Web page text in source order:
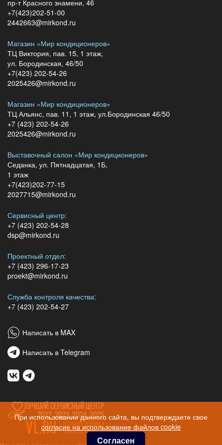
пр-т Красного знамени, 46
+7(423)202-51-00
2442663@mirkond.ru
Магазин «Мир кондиционеров»
ТЦ Виктория, пав. 15, 1 этаж,
ул. Бородинская, 46/50
+7(423) 202-54-26
2025426@mirkond.ru
Магазин «Мир кондиционеров»
ТЦ Альянс, пав. 11, 1 этаж, ул.Бородинская 46/50
+7 (423) 202-54-26
2025426@mirkond.ru
Выставочный салон «Мир кондиционеров»
Седанка, ул. Пятнадцатая, 1Б,
1 этаж
+7(423)202-77-15
2027715@mirkond.ru
Сервисный центр:
+7 (423) 202-54-28
dsp@mirkond.ru
Проектный отдел:
+7 (423) 296-17-23
proekt@mirkond.ru
Служба контроля качества:
+7 (423) 202-54-27
Написать в MAX
Написать в Telegram
При использовании данного сайта, вы подтверждаете свое
согласие на использование файлов cookie
Согласен